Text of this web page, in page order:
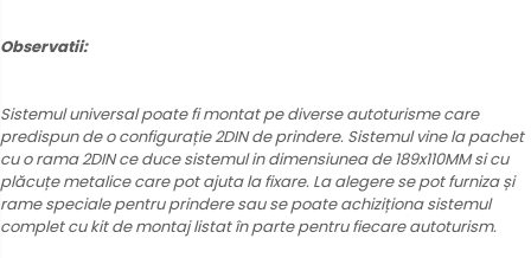
Observatii:
Sistemul universal poate fi montat pe diverse autoturisme care
predispun de o configurație 2DIN de prindere. Sistemul vine la pachet
cu o rama 2DIN ce duce sistemul in dimensiunea de 189x110MM si cu
plăcuțe metalice care pot ajuta la fixare. La alegere se pot furniza și
rame speciale pentru prindere sau se poate achiziționa sistemul
complet cu kit de montaj listat în parte pentru fiecare autoturism.